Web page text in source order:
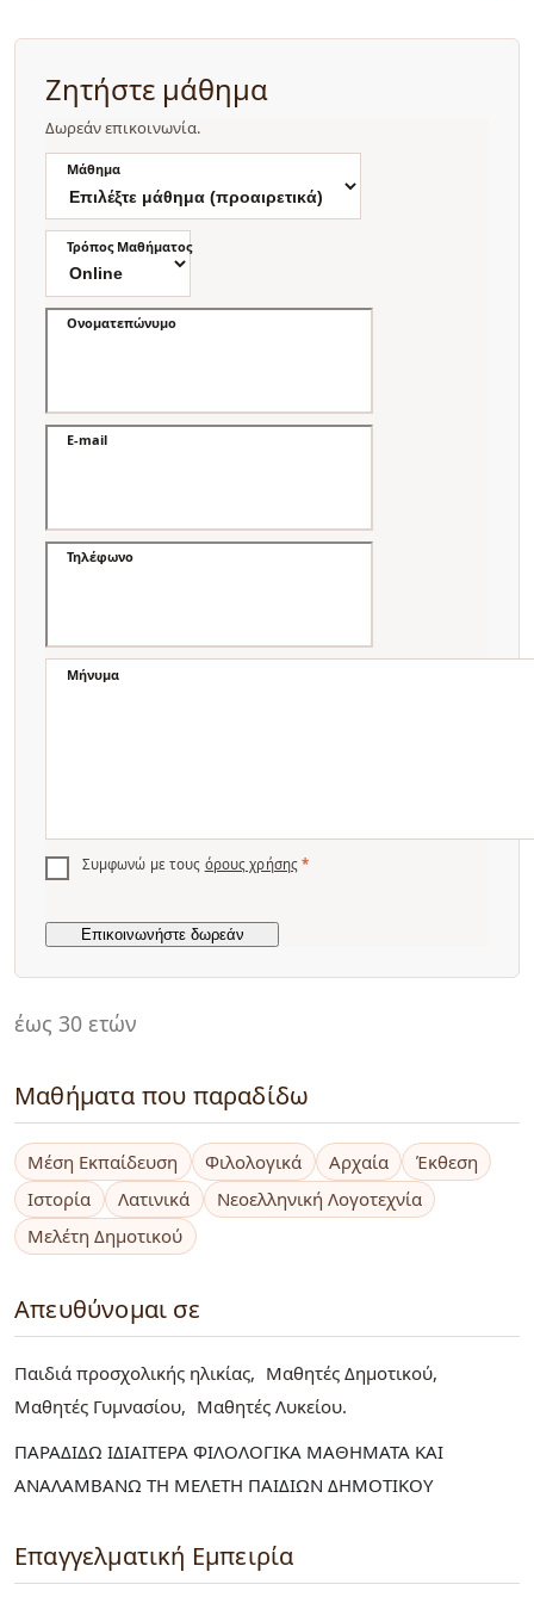
έως 30 ετών
Μαθήματα που παραδίδω
Μέση Εκπαίδευση Φιλολογικά Αρχαία
Έκθεση
Ιστορία
Λατινικά
Νεοελληνική Λογοτεχνία
Μελέτη Δημοτικού
Απευθύνομαι σε
Παιδιά προσχολικής ηλικίας
Μαθητές Δημοτικού
Μαθητές Γυμνασίου
Μαθητές Λυκείου
ΠΑΡΑΔΙΔΩ ΙΔΙΑΙΤΕΡΑ ΦΙΛΟΛΟΓΙΚΑ ΜΑΘΗΜΑΤΑ ΚΑΙ
ΑΝΑΛΑΜΒΑΝΩ ΤΗ ΜΕΛΕΤΗ ΠΑΙΔΙΩΝ ΔΗΜΟΤΙΚΟΥ
Επαγγελματική Εμπειρία
Ζητήστε μάθημα
Δωρεάν επικοινωνία.
Μάθημα
Τρόπος Μαθήματος
Ονοματεπώνυμο
E-mail
Τηλέφωνο
Μήνυμα
Συμφωνώ με τους όρους χρήσης *